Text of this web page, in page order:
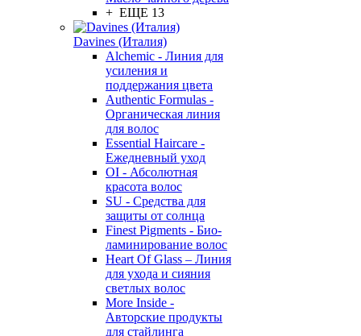
+ ЕЩЕ 13
Davines (Италия)
Alchemic - Линия для
усиления и
поддержания цвета
Authentic Formulas -
Органическая линия
для волос
Essential Haircare -
Eжедневный уход
OI - Абсолютная
красота волос
SU - Средства для
защиты от солнца
Finest Pigments - Био-
ламинирование волос
Heart Of Glass – Линия
для ухода и сияния
светлых волос
More Inside -
Авторские продукты
для стайлинга